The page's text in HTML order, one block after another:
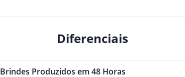
Diferenciais
Brindes Produzidos em 48 Horas